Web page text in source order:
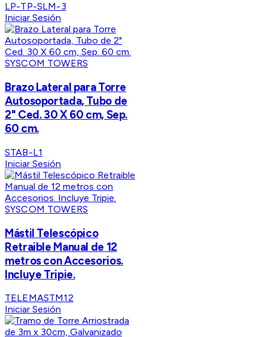
LP-TP-SLM-3
Iniciar Sesión
SYSCOM TOWERS
Brazo Lateral para Torre
Autosoportada, Tubo de
2" Ced. 30 X 60 cm, Sep.
60 cm.
STAB-L1
Iniciar Sesión
SYSCOM TOWERS
Mástil Telescópico
Retraible Manual de 12
metros con Accesorios.
Incluye Tripie.
TELEMASTM12
Iniciar Sesión